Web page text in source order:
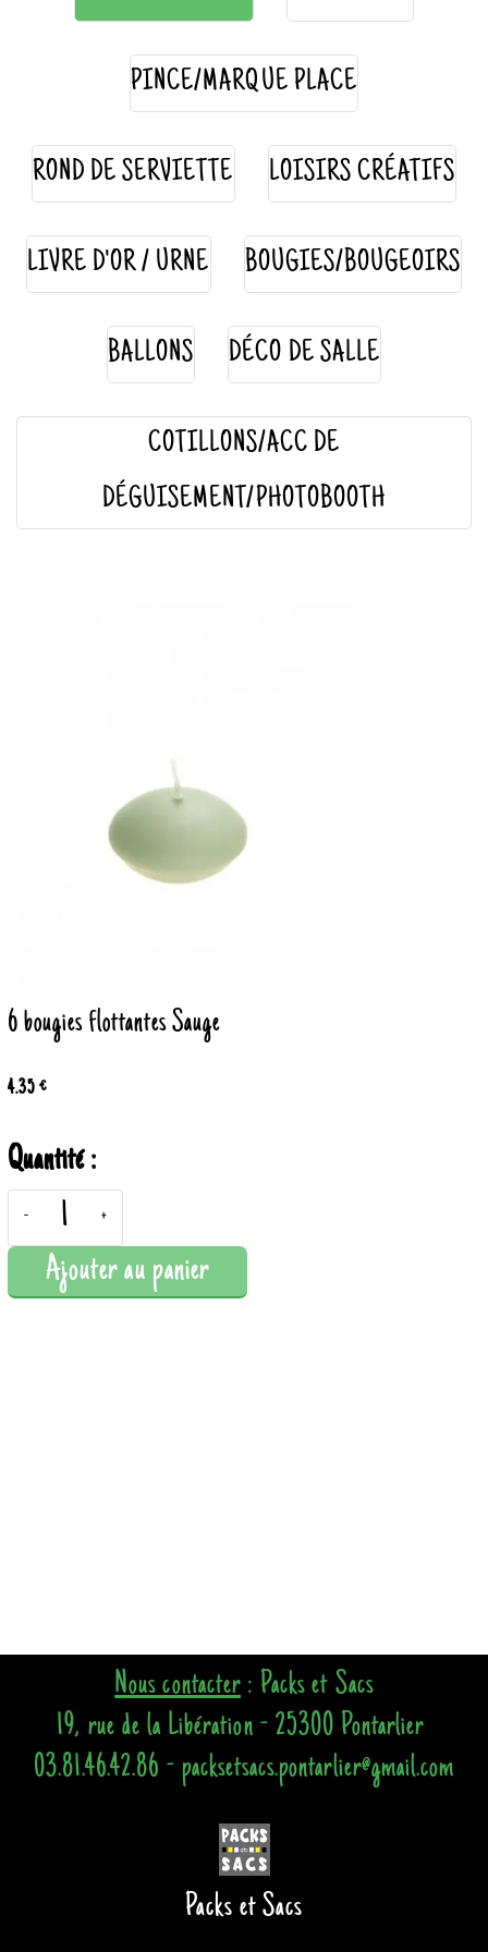
PINCE/MARQUE PLACE
ROND DE SERVIETTE LOISIRS CRÉATIFS
LIVRE D'OR / URNE BOUGIES/BOUGEOIRS
BALLONS DÉCO DE SALLE
COTILLONS/ACC DE
DÉGUISEMENT/PHOTOBOOTH
6 bougies flottantes Sauge
4.35 €
Quantité :
- +
Ajouter au panier
Nous contacter: Packs et Sacs
19, rue de la Libération - 25300 Pontarlier
03.81.46.42.86 - packsetsacs.pontarlier@gmail.com
Packs et Sacs